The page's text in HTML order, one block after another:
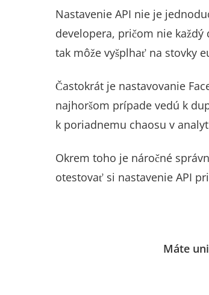
Nastavenie API nie je
developera, pričom nie každý
tak môže vyšplhať na stovky
Častokrát je nastavovanie
najhoršom prípade vedú k
k poriadnemu chaosu v
Okrem toho je náročné
otestovať si nastavenie API
Máte